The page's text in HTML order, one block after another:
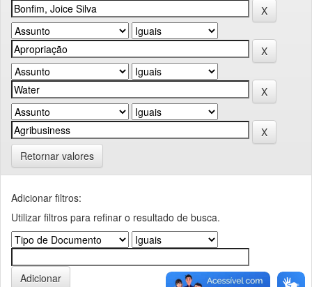
Retornar valores
Adicionar filtros:
Utilizar filtros para refinar o resultado de busca.